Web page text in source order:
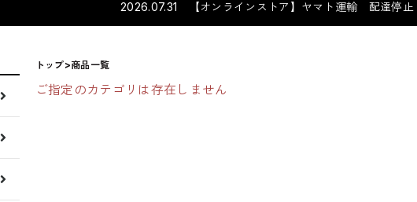
2026.07.31 【オンラインストア】ヤマト運輸 配達停
先行販売
新着商品
8月演目商品
夏のギフト
トップ>商品一覧
ご指定のカテゴリは存在しません